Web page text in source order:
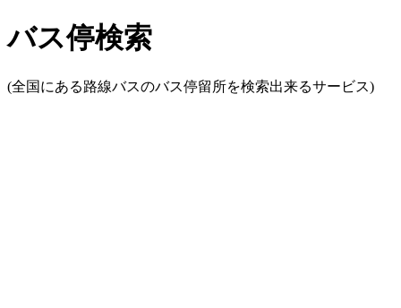
バス停検索
(全国にある路線バスのバス停留所を検索出来るサービス)